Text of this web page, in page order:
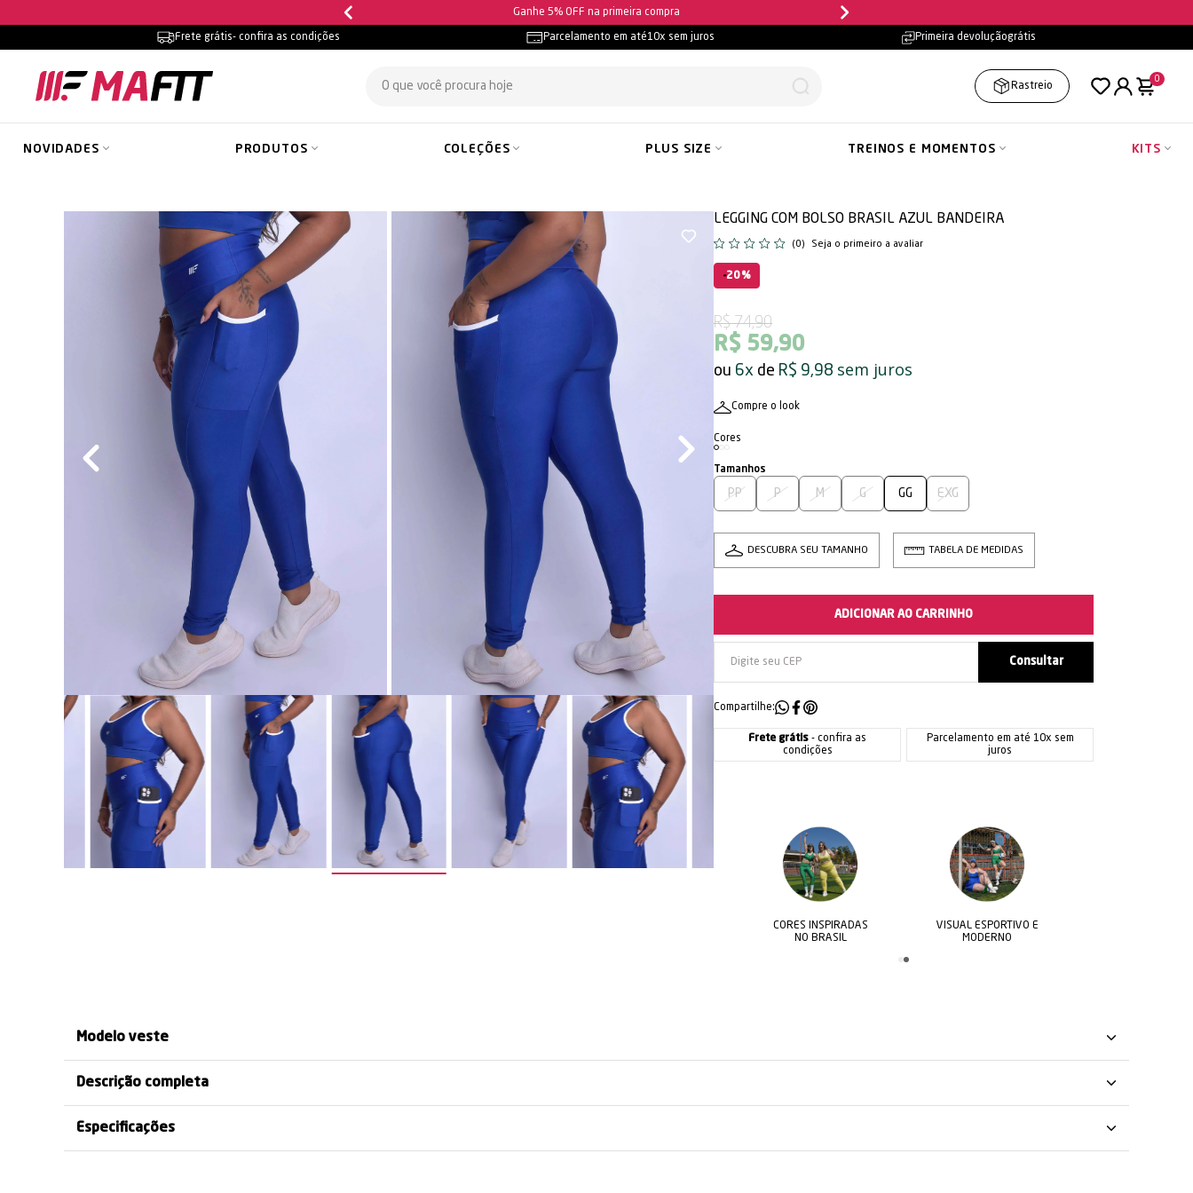
Ganhe 5% OFF na primeira compra
Frete grátis- confira as condições Parcelamento em até10x sem juros Primeira devoluçãográtis
Rastreio
0
NOVIDADES PRODUTOS COLEÇÕES PLUS SIZE TREINOS E MOMENTOS KITS
LEGGING COM BOLSO BRASIL AZUL BANDEIRA
(0) Seja o primeiro a avaliar
20%
R$ 74,90
R$ 59,90
6x R$ 9,98 sem juros
Compre o look
PP P M G GG EXG
DESCUBRA SEU TAMANHO TABELA DE MEDIDAS
ADICIONAR AO CARRINHO
Compartilhe:
Frete grátis - confira as
condições
Parcelamento em até 10x sem
juros
VISUAL ESPORTIVO E
DETALHES BICOLOR
CORES INSPIRADAS
Modelo veste
Descrição completa
Especificações